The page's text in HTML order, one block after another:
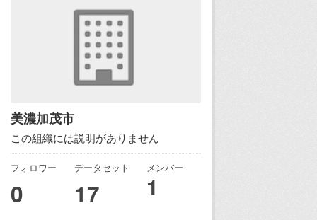
美濃加茂市
この組織には説明がありません
フォロワー
0
データセット
17
メンバー
1